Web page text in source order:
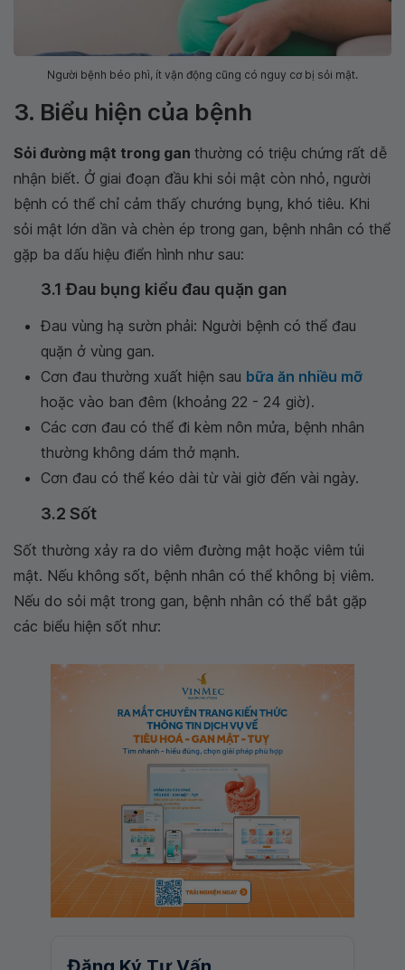
Người bệnh béo phì, ít vận động cũng có nguy cơ bị sỏi mật.
3. Biểu hiện của bệnh
Sỏi đường mật trong gan thường có triệu chứng rất dễ
nhận biết. Ở giai đoạn đầu khi sỏi mật còn nhỏ, người
bệnh có thể chỉ cảm thấy chướng bụng, khó tiêu. Khi
sỏi mật lớn dần và chèn ép trong gan, bệnh nhân có thể
gặp ba dấu hiệu điển hình như sau:
3.1 Đau bụng kiểu đau quặn gan
Đau vùng hạ sườn phải: Người bệnh có thể đau
quặn ở vùng gan.
Cơn đau thường xuất hiện sau bữa ăn nhiều mỡ
hoặc vào ban đêm (khoảng 22 - 24 giờ).
Các cơn đau có thể đi kèm nôn mửa, bệnh nhân
thường không dám thở mạnh.
Cơn đau có thể kéo dài từ vài giờ đến vài ngày.
3.2 Sốt
Sốt thường xảy ra do viêm đường mật hoặc viêm túi
mật. Nếu không sốt, bệnh nhân có thể không bị viêm.
Nếu do sỏi mật trong gan, bệnh nhân có thể bắt gặp
các biểu hiện sốt như: